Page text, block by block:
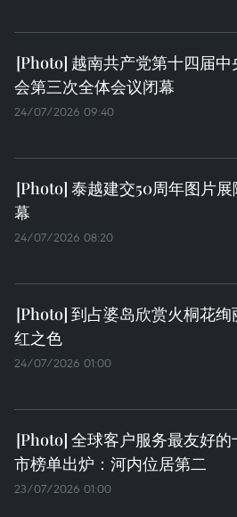
越南共产党第十四届中
会第三次全体会议闭幕
24/07/2026 09:40
泰越建交50周年图片
幕
24/07/2026 08:20
到占婆岛欣赏火桐花绚
红之色
24/07/2026 01:00
全球客户服务最友好的
市榜单出炉：河内位居第二
23/07/2026 01:00